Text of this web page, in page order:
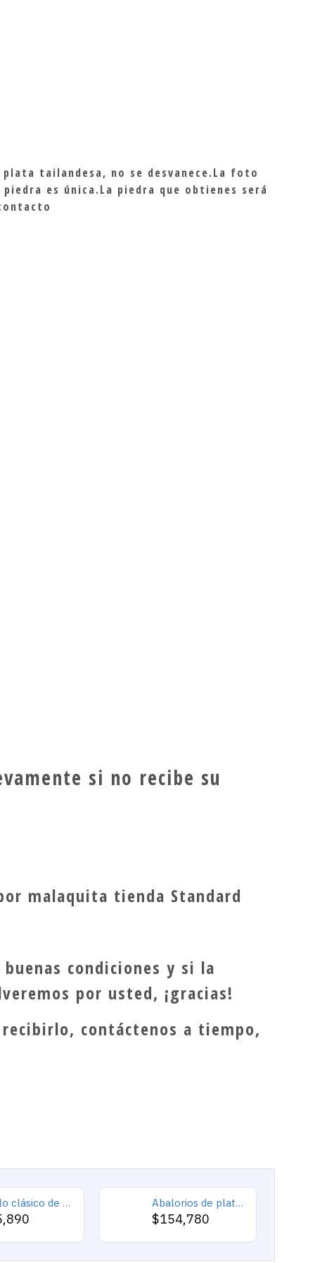
tailandesa, no se desvanece.La foto
es única.La piedra que obtienes será
si no recibe su
malaquita tienda Standard
condiciones y si la
por usted, ¡gracias!
contáctenos a tiempo,
Anillo clásico de plata 925 para hombre con castillo de labradorita Natural, anillo de compromiso Retro Punk auspicioso de Turquía Constantinople Abalorios de plata esterlina 925 pura, abalorios de animales, elefante, hipopótamo, corazones, pulsera artesanal
$154,780